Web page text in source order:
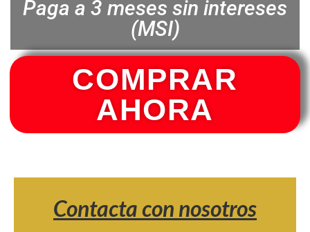
Paga a 3 meses sin intereses
(MSI)
COMPRAR
AHORA
Contacta con nosotros